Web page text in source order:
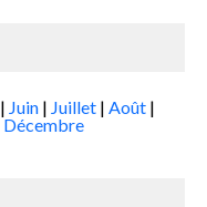
| Juin | Juillet | Août |
Décembre